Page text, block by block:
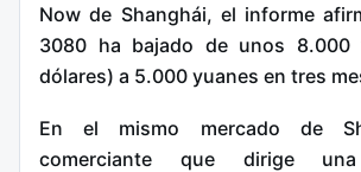
Now de Shanghái, el informe
3080 ha bajado de unos 8.000
dólares) a 5.000 yuanes en tres
En el mismo mercado de
comerciante que dirige